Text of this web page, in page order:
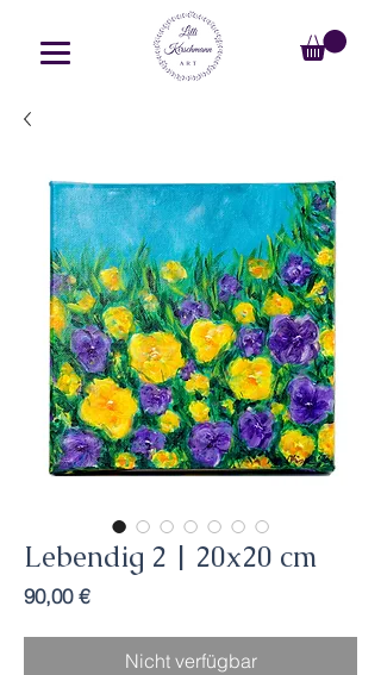
Lebendig 2 | 20x20 cm
90,00 €Preis
Nicht verfügbar